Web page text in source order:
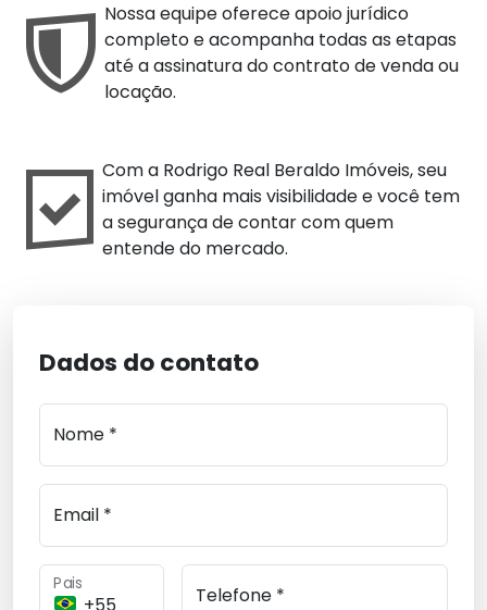
Nossa equipe oferece apoio jurídico
completo e acompanha todas as etapas
até a assinatura do contrato de venda ou
locação.
Com a Rodrigo Real Beraldo Imóveis, seu
imóvel ganha mais visibilidade e você tem
a segurança de contar com quem
entende do mercado.
Dados do contato
Nome *
Email *
Pais Telefone *